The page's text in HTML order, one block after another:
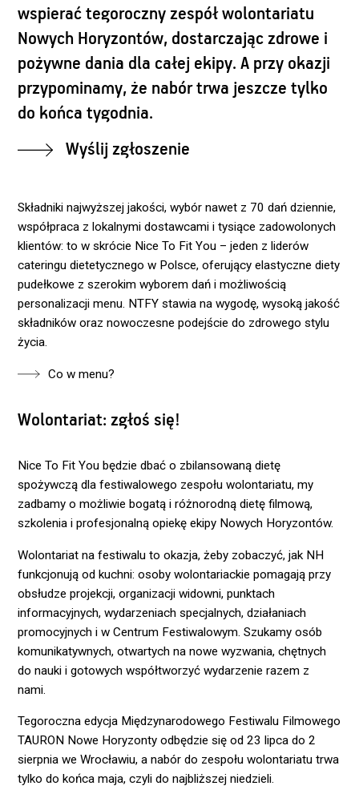
wspierać tegoroczny zespół wolontariatu
Nowych Horyzontów, dostarczając zdrowe i
pożywne dania dla całej ekipy. A przy okazji
przypominamy, że nabór trwa jeszcze tylko
do końca tygodnia.
Wyślij zgłoszenie
Składniki najwyższej jakości, wybór nawet z 70 dań dziennie,
współpraca z lokalnymi dostawcami i tysiące zadowolonych
klientów: to w skrócie Nice To Fit You – jeden z liderów
cateringu dietetycznego w Polsce, oferujący elastyczne diety
pudełkowe z szerokim wyborem dań i możliwością
personalizacji menu. NTFY stawia na wygodę, wysoką jakość
składników oraz nowoczesne podejście do zdrowego stylu
życia.
Co w menu?
Wolontariat: zgłoś się!
Nice To Fit You będzie dbać o zbilansowaną dietę
spożywczą dla festiwalowego zespołu wolontariatu, my
zadbamy o możliwie bogatą i różnorodną dietę filmową,
szkolenia i profesjonalną opiekę ekipy Nowych Horyzontów.
Wolontariat na festiwalu to okazja, żeby zobaczyć, jak NH
funkcjonują od kuchni: osoby wolontariackie pomagają przy
obsłudze projekcji, organizacji widowni, punktach
informacyjnych, wydarzeniach specjalnych, działaniach
promocyjnych i w Centrum Festiwalowym. Szukamy osób
komunikatywnych, otwartych na nowe wyzwania, chętnych
do nauki i gotowych współtworzyć wydarzenie razem z
nami.
Tegoroczna edycja Międzynarodowego Festiwalu Filmowego
TAURON Nowe Horyzonty odbędzie się od 23 lipca do 2
sierpnia we Wrocławiu, a nabór do zespołu wolontariatu trwa
tylko do końca maja, czyli do najbliższej niedzieli.